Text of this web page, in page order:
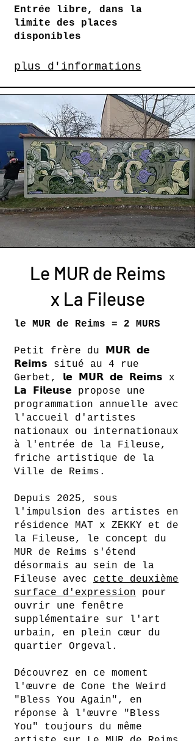
Entrée libre, dans la
limite des places
disponibles
plus d'informations
Le MUR de Reims
x La Fileuse
le MUR de Reims = 2 MURS
Petit frère du 𝗠𝗨𝗥 𝗱𝗲
𝗥𝗲𝗶𝗺𝘀 situé au 4 rue
Gerbet, 𝗹𝗲 𝗠𝗨𝗥 𝗱𝗲 𝗥𝗲𝗶𝗺𝘀 x
𝗟𝗮 𝗙𝗶𝗹𝗲𝘂𝘀𝗲 propose une
programmation annuelle avec
l'accueil d'artistes
nationaux ou internationaux
à l'entrée de la Fileuse,
friche artistique de la
Ville de Reims.
Depuis 2025, sous
l'impulsion des artistes en
résidence MAT x ZEKKY et de
la Fileuse, le concept du
MUR de Reims s'étend
désormais au sein de la
Fileuse avec cette deuxième
surface d'expression pour
ouvrir une fenêtre
supplémentaire sur l'art
urbain, en plein cœur du
quartier Orgeval.
Découvrez en ce moment
l'œuvre de Cone the Weird
"Bless You Again", en
réponse à l'œuvre "Bless
You" toujours du même